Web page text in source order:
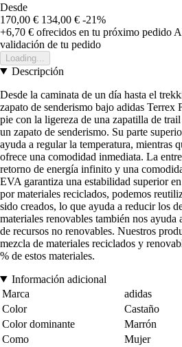
Desde
170,00 € 134,00 € -21%
+6,70 € ofrecidos en tu próximo pedido
validación de tu pedido
Loading...
Descripción
Desde la caminata de un día hasta el
zapato de senderismo bajo adidas Terrex
pie con la ligereza de una zapatilla de
un zapato de senderismo. Su parte
ayuda a regular la temperatura, mientras
ofrece una comodidad inmediata. La
retorno de energía infinito y una
EVA garantiza una estabilidad superior
por materiales reciclados, podemos
sido creados, lo que ayuda a reducir los
materiales renovables también nos ayuda
de recursos no renovables. Nuestros
mezcla de materiales reciclados y
% de estos materiales.
Información adicional
Marca
adidas
Color
Castaño
Color dominante
Marrón
Como
Mujer